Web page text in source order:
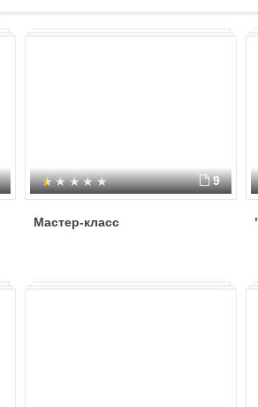
9
Мастер-класс